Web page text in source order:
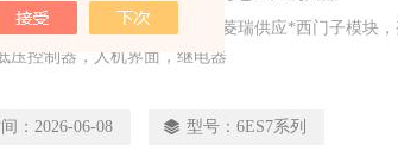
子6ES7系列总线连接器 福建菱瑞供应*西门子模块，
压控制器，人机界面，继电器
： 2026-06-08 型号： 6ES7系列